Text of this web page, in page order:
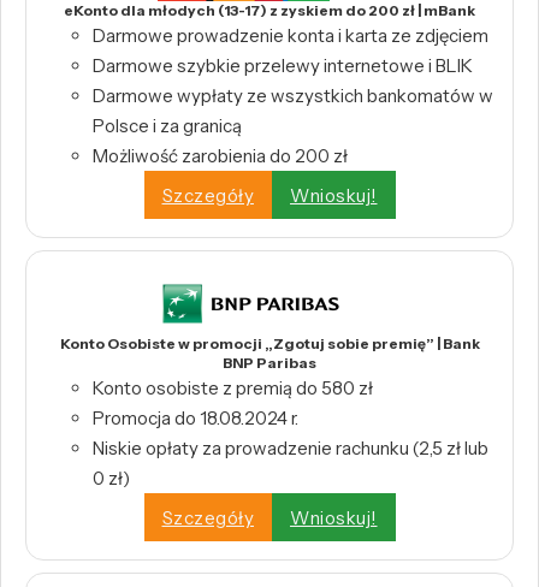
eKonto dla młodych (13-17) z zyskiem do 200 zł | mBank
Darmowe prowadzenie konta i karta ze zdjęciem
Darmowe szybkie przelewy internetowe i BLIK
Darmowe wypłaty ze wszystkich bankomatów w
Polsce i za granicą
Możliwość zarobienia do 200 zł
Szczegóły
Wnioskuj!
Konto Osobiste w promocji „Zgotuj sobie premię” | Bank
BNP Paribas
Konto osobiste z premią do 580 zł
Promocja do 18.08.2024 r.
Niskie opłaty za prowadzenie rachunku (2,5 zł lub
0 zł)
Szczegóły
Wnioskuj!